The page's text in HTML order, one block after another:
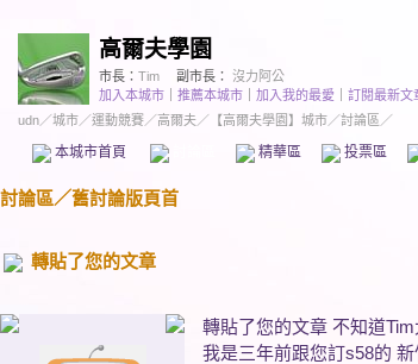
高爾夫學園
市長： Tim 副市長： 沒力阿公
加入本城市
推薦本城市 加入我的最愛
訂閱最新文
udn／城市／運動競賽／高爾夫／ 【高爾夫學園】城市／討論區／
本城市首頁 精華區 投票區
討論區／舊討論版頁首
轉貼了您的文章
轉貼了您的文章 不知道
我是三年前跟您訂s58的